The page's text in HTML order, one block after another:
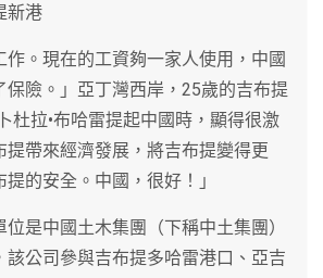
新港
作。現在的工資夠一家人使用，中國
保險。」亞丁灣西岸，25歲的吉布提
杜拉•布哈雷提起中國時，顯得很激
提帶來經濟發展，將吉布提變得更
的安全。中國，很好！」
是中國土木集團（下稱中土集團）
該公司參與吉布提多哈雷港口、亞吉